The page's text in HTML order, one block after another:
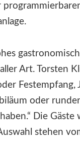
Art. Torsten
Festempfang,
oder
Die
stehen